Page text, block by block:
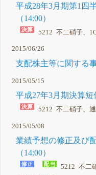
平成28年3月期第1四
（14:00）
5212 不二硝子、
2015/06/26
支配株主等に関する
2015/05/15
平成27年3月期決算短
5212 不二硝子、
2015/05/08
業績予想の修正及び
（14:00）
5212 不二